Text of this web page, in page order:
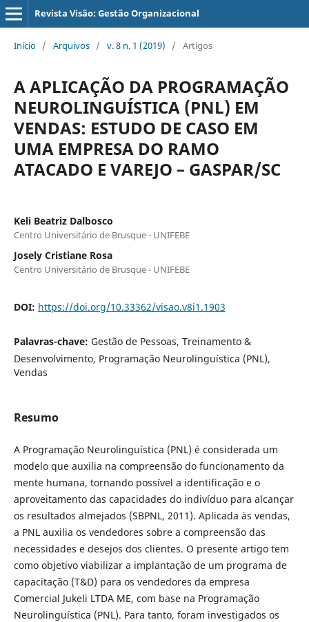
Revista Visão: Gestão Organizacional
Início / Arquivos / v. 8 n. 1 (2019) / Artigos
A APLICAÇÃO DA PROGRAMAÇÃO
NEUROLINGUÍSTICA (PNL) EM
VENDAS: ESTUDO DE CASO EM
UMA EMPRESA DO RAMO
ATACADO E VAREJO – GASPAR/SC
Keli Beatriz Dalbosco
Centro Universitário de Brusque - UNIFEBE
Josely Cristiane Rosa
Centro Universitário de Brusque - UNIFEBE
DOI: https://doi.org/10.33362/visao.v8i1.1903
Palavras-chave: Gestão de Pessoas, Treinamento &
Desenvolvimento, Programação Neurolinguística (PNL),
Vendas
Resumo
A Programação Neurolinguística (PNL) é considerada um
modelo que auxilia na compreensão do funcionamento da
mente humana, tornando possível a identificação e o
aproveitamento das capacidades do indivíduo para alcançar
os resultados almejados (SBPNL, 2011). Aplicada às vendas,
a PNL auxilia os vendedores sobre a compreensão das
necessidades e desejos dos clientes. O presente artigo tem
como objetivo viabilizar a implantação de um programa de
capacitação (T&D) para os vendedores da empresa
Comercial Jukeli LTDA ME, com base na Programação
Neurolinguística (PNL). Para tanto, foram investigados os